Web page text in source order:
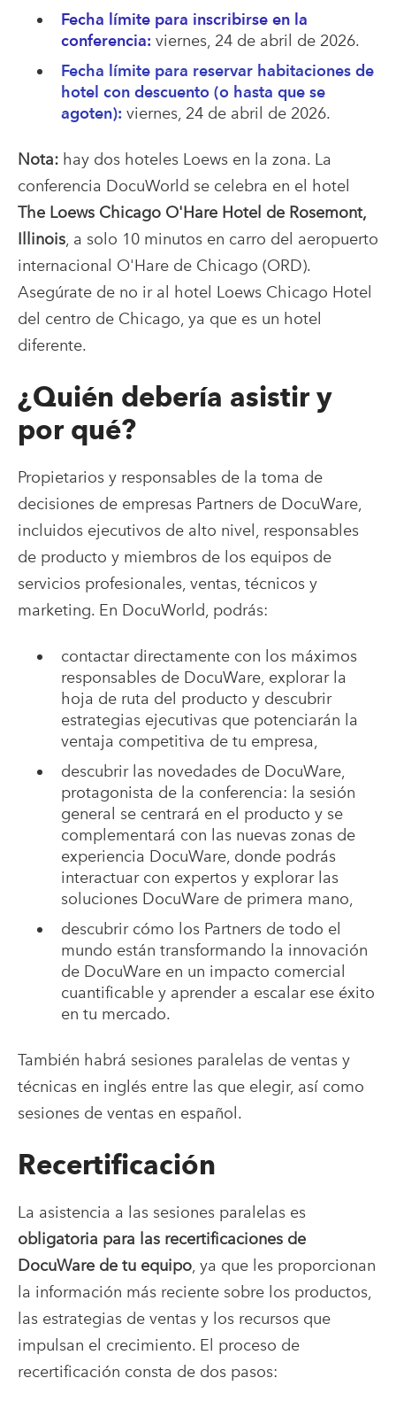
Fecha límite para inscribirse en la
conferencia: viernes, 24 de abril de 2026.
Fecha límite para reservar habitaciones de
hotel con descuento (o hasta que se
agoten): viernes, 24 de abril de 2026.
Nota: hay dos hoteles Loews en la zona. La
conferencia DocuWorld se celebra en el hotel
The Loews Chicago O'Hare Hotel de Rosemont,
Illinois , a solo 10 minutos en carro del aeropuerto
internacional O'Hare de Chicago (ORD).
Asegúrate de no ir al hotel Loews Chicago Hotel
del centro de Chicago, ya que es un hotel
diferente.
¿Quién debería asistir y
por qué?
Propietarios y responsables de la toma de
decisiones de empresas Partners de DocuWare,
incluidos ejecutivos de alto nivel, responsables
de producto y miembros de los equipos de
servicios profesionales, ventas, técnicos y
marketing. En DocuWorld, podrás:
contactar directamente con los máximos
responsables de DocuWare, explorar la
hoja de ruta del producto y descubrir
estrategias ejecutivas que potenciarán la
ventaja competitiva de tu empresa,
descubrir las novedades de DocuWare,
protagonista de la conferencia: la sesión
general se centrará en el producto y se
complementará con las nuevas zonas de
experiencia DocuWare, donde podrás
interactuar con expertos y explorar las
soluciones DocuWare de primera mano,
descubrir cómo los Partners de todo el
mundo están transformando la innovación
de DocuWare en un impacto comercial
cuantificable y aprender a escalar ese éxito
en tu mercado.
También habrá sesiones paralelas de ventas y
técnicas en inglés entre las que elegir, así como
sesiones de ventas en español.
Recertificación
La asistencia a las sesiones paralelas es
obligatoria para las recertificaciones de
DocuWare de tu equipo , ya que les proporcionan
la información más reciente sobre los productos,
las estrategias de ventas y los recursos que
impulsan el crecimiento. El proceso de
recertificación consta de dos pasos: